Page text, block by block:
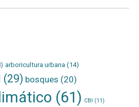
arboricultura urbana(14)
(29) bosques (20)
(61) CBI (11)